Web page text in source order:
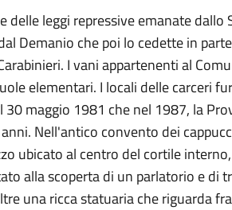
leggi repressive emanate dallo
Demanio che poi lo cedette in
I vani appartenenti al
elementari. I locali delle carceri
maggio 1981 che nel 1987, la
Nell'antico convento dei
ubicato al centro del cortile
alla scoperta di un parlatorio e di
una ricca statuaria che riguarda